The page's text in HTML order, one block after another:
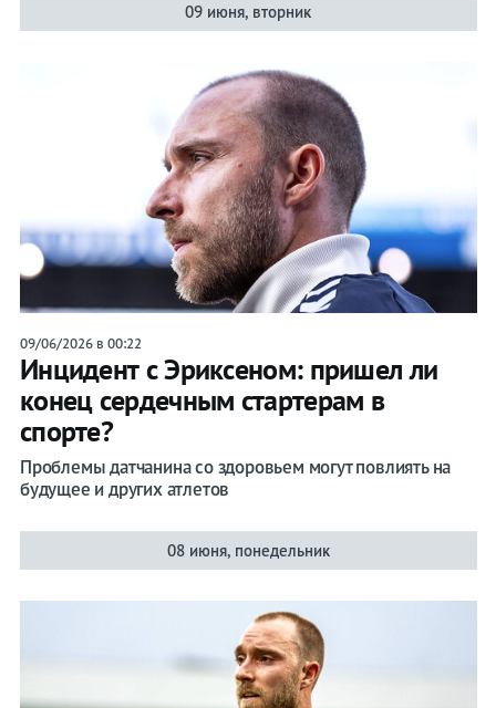
09 июня, вторник
09/06/2026 в 00:22
Инцидент с Эриксеном: пришел ли
конец сердечным стартерам в
спорте?
Проблемы датчанина со здоровьем могут повлиять на
будущее и других атлетов
08 июня, понедельник